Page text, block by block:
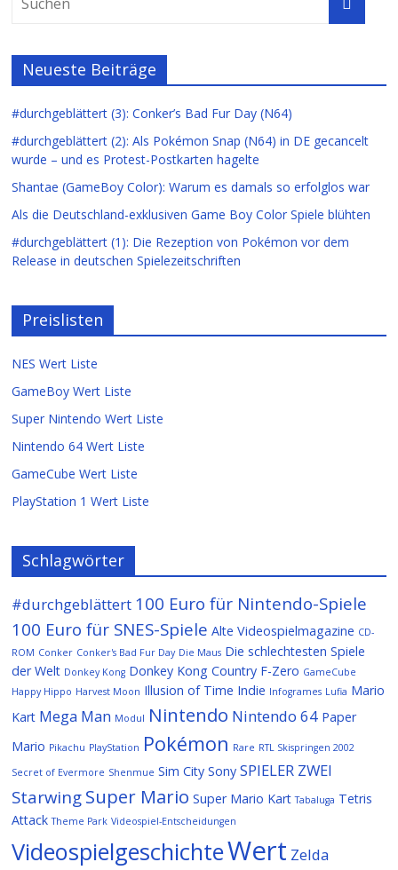
Neueste Beiträge
#durchgeblättert (3): Conker’s Bad Fur Day (N64)
#durchgeblättert (2): Als Pokémon Snap (N64) in DE gecancelt
wurde – und es Protest-Postkarten hagelte
Shantae (GameBoy Color): Warum es damals so erfolglos war
Als die Deutschland-exklusiven Game Boy Color Spiele blühten
#durchgeblättert (1): Die Rezeption von Pokémon vor dem
Release in deutschen Spielezeitschriften
Preislisten
NES Wert Liste
GameBoy Wert Liste
Super Nintendo Wert Liste
Nintendo 64 Wert Liste
GameCube Wert Liste
PlayStation 1 Wert Liste
Schlagwörter
#durchgeblättert 100 Euro für Nintendo-Spiele
100 Euro für SNES-Spiele Alte Videospielmagazine CD-
ROM Conker Conker's Bad Fur Day Die Maus Die schlechtesten Spiele
der Welt Donkey Kong Donkey Kong Country F-Zero GameCube
Happy Hippo Harvest Moon Illusion of Time Indie Infogrames Lufia Mario
Kart Mega Man Modul Nintendo Nintendo 64 Paper
Mario Pikachu PlayStation Pokémon Rare RTL Skispringen 2002
Secret of Evermore Shenmue Sim City Sony SPIELER ZWEI
Starwing Super Mario Super Mario Kart Tabaluga Tetris
Attack Theme Park Videospiel-Entscheidungen
VideospielgeschichteWert Zelda